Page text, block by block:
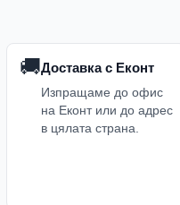
🚚Доставка с Еконт
Изпращаме до офис
на Еконт или до адрес
в цялата страна.